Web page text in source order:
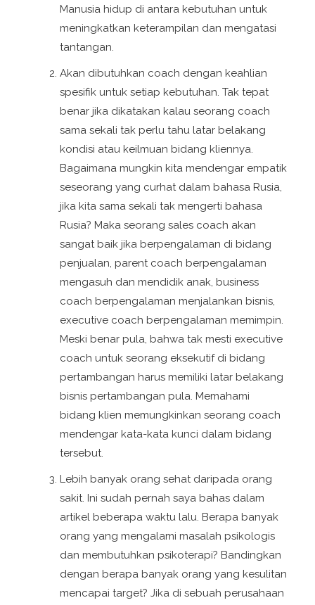
Manusia hidup di antara kebutuhan untuk
meningkatkan keterampilan dan mengatasi
tantangan.
Akan dibutuhkan coach dengan keahlian
spesifik untuk setiap kebutuhan. Tak tepat
benar jika dikatakan kalau seorang coach
sama sekali tak perlu tahu latar belakang
kondisi atau keilmuan bidang kliennya.
Bagaimana mungkin kita mendengar empatik
seseorang yang curhat dalam bahasa Rusia,
jika kita sama sekali tak mengerti bahasa
Rusia? Maka seorang sales coach akan
sangat baik jika berpengalaman di bidang
penjualan, parent coach berpengalaman
mengasuh dan mendidik anak, business
coach berpengalaman menjalankan bisnis,
executive coach berpengalaman memimpin.
Meski benar pula, bahwa tak mesti executive
coach untuk seorang eksekutif di bidang
pertambangan harus memiliki latar belakang
bisnis pertambangan pula. Memahami
bidang klien memungkinkan seorang coach
mendengar kata-kata kunci dalam bidang
tersebut.
Lebih banyak orang sehat daripada orang
sakit. Ini sudah pernah saya bahas dalam
artikel beberapa waktu lalu. Berapa banyak
orang yang mengalami masalah psikologis
dan membutuhkan psikoterapi? Bandingkan
dengan berapa banyak orang yang kesulitan
mencapai target? Jika di sebuah perusahaan